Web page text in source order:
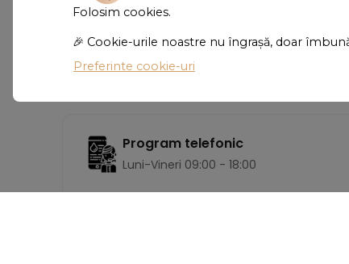
Folosim cookies.
🎉 Cookie-urile noastre nu îngrașă, doar
Preferinte cookie-uri
- Carmen
Program telefonic
Luni-Vineri 09:00 - 18:00